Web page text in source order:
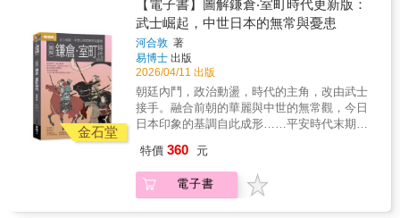
為原著提供更多角度。全書有不少由漫畫家提
供的獨特視角，給予讀者嶄新的、與原著不同
的閱讀經驗，完全可以作為一個獨立於原著的
作品來閱讀。3. 重現重要的歷史場景，大量補
充原著所未及展開的細節。漫畫版加入了二戰
發生前的【前編】與【後編】，像是電影的
「前傳」，整本書的敘述從1853年幕末的「尊
皇攘夷」事件開始，追述軍人政變以至軍權坐
義的教育方式，國家也開始傾向軍國主義的發
展。這些漫畫家特別加入的日本現代史脈絡，
成為原著的重要補充。
真正的日本史視野於焉展開，讓我們看見正是
一千三百年前的「外壓」，迫使「日本人」與
「日本國」在東亞變局中誕生。（前版書名：
日本史的誕生：東亞視野下的日本建國史）
的民間故事，保存了庶民生活的倫理感與想像
力。讀《日本的祭典》，我們看見的是信仰如
何落地成為儀式，儀式如何構成社群，社群如
何在反覆的節慶中確認自身的存在與歸屬。讀
《山之人生》，我們走入的是那些被主流歷史
遺忘的角落——隱沒山林的人們，用另一種方
式訴說著日本社會的邊緣與縫隙。讀《海上之
道》，我們面對的是一個更根本的問題：在所
有這些傳說、故事、祭典與山林記憶形成之
的海洋，究竟是終點，還是起點？讀《遠野物
語》，我們回到的是柳田民俗學真正的起點
——一個山村裡流傳的神靈與異界故事，那是
步、工商業發達、貨幣廣泛流通並且與海外貿
易頻繁，人們開始積極追求財富、權力與地
位，以下剋上、講求實力主義的風潮也逐漸興
起。鎌倉、室町時代長達四百年，這四百年卻
並不平穩。自源平之亂後，源賴朝在關東建立
鎌倉幕府以來，政權從源家落到外戚北條一族
手中，後又分裂為南北朝，最後由統一日本建
立室町幕府的足利一族掌握。本書沿著脈絡，
帶領讀者走進這段動亂歷史，看見當時人民的
文化層面的百姓日常，完整具體地呈現平安時
代以後，動盪的鐮倉室町時代如何一步步走向
更加混亂的亂世戰國……
金石堂
【電子書】圖解鎌倉‧室町時代更新版：
武士崛起，中世日本的無常與憂患
河合敦 著
易博士 出版
2026/04/11 出版
朝廷內鬥，政治動盪，時代的主角，改由武士
接手。融合前朝的華麗與中世的無常觀，今日
日本印象的基調自此成形……平安時代末期，
地位上升，後來甚至權力凌駕於貴族之上，自
此拉開武家政權的序幕。雖然是武家政權，但
鎌倉幕府時代的文學、藝術、建築、宗教等各
特價 360 元
電子書